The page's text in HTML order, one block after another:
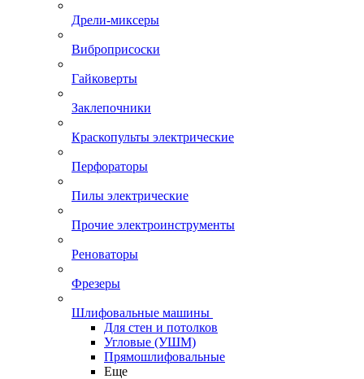
Дрели-миксеры
Виброприсоски
Гайковерты
Заклепочники
Краскопульты электрические
Перфораторы
Пилы электрические
Прочие электроинструменты
Реноваторы
Фрезеры
Шлифовальные машины
Для стен и потолков
Угловые (УШМ)
Прямошлифовальные
Еще